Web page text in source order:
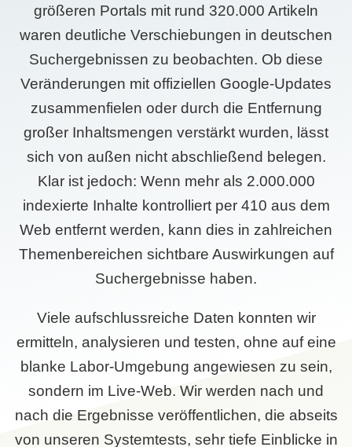
größeren Portals mit rund 320.000 Artikeln
waren deutliche Verschiebungen in deutschen
Suchergebnissen zu beobachten. Ob diese
Veränderungen mit offiziellen Google-Updates
zusammenfielen oder durch die Entfernung
großer Inhaltsmengen verstärkt wurden, lässt
sich von außen nicht abschließend belegen.
Klar ist jedoch: Wenn mehr als 2.000.000
indexierte Inhalte kontrolliert per 410 aus dem
Web entfernt werden, kann dies in zahlreichen
Themenbereichen sichtbare Auswirkungen auf
Suchergebnisse haben.
Viele aufschlussreiche Daten konnten wir
ermitteln, analysieren und testen, ohne auf eine
blanke Labor-Umgebung angewiesen zu sein,
sondern im Live-Web. Wir werden nach und
nach die Ergebnisse veröffentlichen, die abseits
von unseren Systemtests, sehr tiefe Einblicke in